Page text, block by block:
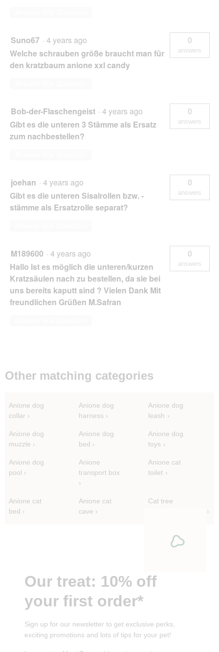
Suno67 · 4 years ago
Welche schrauben größe braucht man für
den kratzbaum anione xxl candy
0
answers
Bob-der-Flaschengeist · 4 years ago
Gibt es die unteren 3 Stämme als Ersatz
zum nachbestellen?
0
answers
joehan · 4 years ago
Gibt es die unteren Sisalrollen bzw. -
stämme als Ersatzrolle separat?
0
answers
M189600 · 4 years ago
Hallo Ist es möglich die unteren/kurzen
Kratzsäulen nach zu bestellen, da sie bei
uns bereits kaputt sind ? Vielen Dank Mit
freundlichen Grüßen M.Safran
0
answers
Other matching categories
Anione dog
collar
Anione dog
harness
Anione dog
leash
Anione dog
muzzle
Anione dog
bed
Anione dog
toys
Anione dog
pool
Anione
transport box
Anione cat
toilet
Anione cat
bed
Anione cat
cave
Cat tree
Our treat: 10% off
your first order*
Sign up for our newsletter to get exclusive perks,
exciting promotions and lots of tips for your pet!